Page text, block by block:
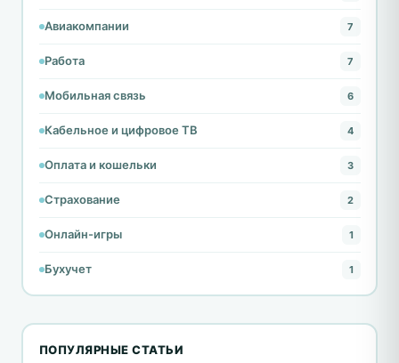
Авиакомпании 7
Работа 7
Мобильная связь 6
Кабельное и цифровое ТВ 4
Оплата и кошельки 3
Страхование 2
Онлайн-игры 1
Бухучет 1
ПОПУЛЯРНЫЕ СТАТЬИ